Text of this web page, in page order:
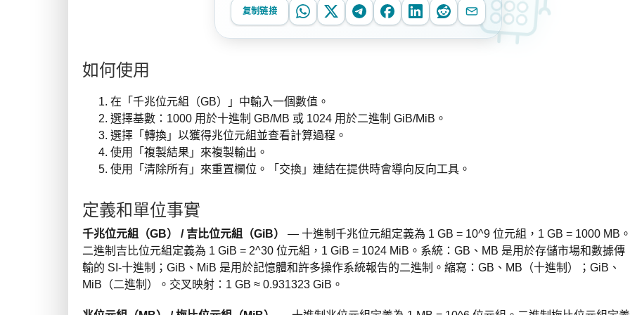
复制链接
如何使用
在「千兆位元組（GB）」中輸入一個數值。
選擇基數：1000 用於十進制 GB/MB 或 1024 用於二進制 GiB/MiB。
選擇「轉換」以獲得兆位元組並查看計算過程。
使用「複製結果」來複製輸出。
使用「清除所有」來重置欄位。「交換」連結在提供時會導向反向工具。
定義和單位事實
千兆位元組（GB） / 吉比位元組（GiB）
— 十進制千兆位元組定義為 1 GB = 10^9 位元組，1 GB = 1000 MB
二進制吉比位元組定義為 1 GiB = 2^30 位元組，1 GiB = 1024 MiB。系統：GB、MB 是用於存儲市場和數據傳
輸的 SI-十進制；GiB、MiB 是用於記憶體和許多操作系統報告的二進制。縮寫：GB、MB（十進制）；GiB、
MiB（二進制）。交叉映射：1 GB ≈ 0.931323 GiB。